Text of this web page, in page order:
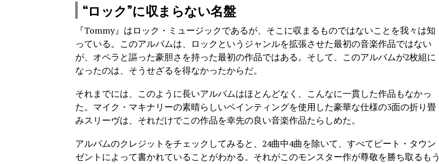
“ロック”に収まらない名盤
『Tommy』はロック・ミュージックであるが、そこに収まるものではないことを我々は知
っている。このアルバムは、ロックというジャンルを拡張させた最初の音楽作品ではない
が、オペラと謳った豪胆さを持った最初の作品ではある。そして、このアルバムが2枚組に
なったのは、そうせざるを得なかったからだ。
それまでには、このように長いアルバムはほとんどなく、こんなに一貫した作品もなかっ
た。マイク・マキナリーの素晴らしいペインティングを使用した豪華な仕様の3面の折り畳
みスリーヴは、それだけでこの作品を幸先の良い音楽作品たらしめた。
アルバムのクレジットをチェックしてみると、24曲中4曲を除いて、すべてピート・タウン
ゼントによって書かれていることがわかる。それがこのモンスター作が尊敬を勝ち取るもう